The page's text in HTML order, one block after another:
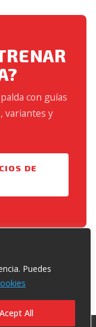
Puedes
Acept All
con guías
variantes y
DE